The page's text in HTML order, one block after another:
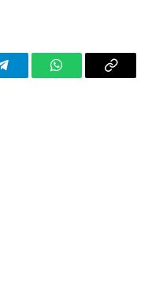
TelegramWhatsAppCopy